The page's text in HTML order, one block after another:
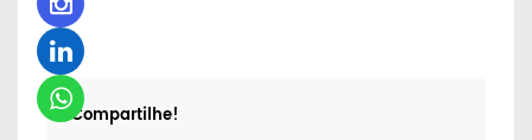
Compartilhe!